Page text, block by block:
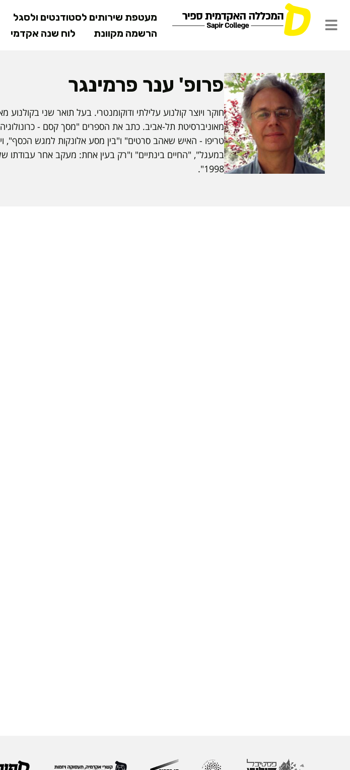
מעטפת שירותים לסטודנטים ולסגל
הרשמה מקוונת
לוח שנה אקדמי
פרופ' ענר פרמינגר
חוקר ויוצר קולנוע עלילתי ודוקומנטרי. בעל תואר שני בקולנוע
מאוניברסיטת תל-אביב. כתב את הספרים "מסך קסם -
טריפו - האיש שאהב סרטים" ו"בין מסע אלונקות למגש הכסף",
1998".